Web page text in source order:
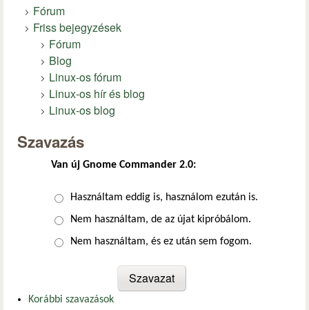
Fórum
Friss bejegyzések
Fórum
Blog
Linux-os fórum
Linux-os hír és blog
Linux-os blog
Szavazás
Van új Gnome Commander 2.0:
Választások
Használtam eddig is, használom ezután is.
Nem használtam, de az újat kipróbálom.
Nem használtam, és ez után sem fogom.
Korábbi szavazások